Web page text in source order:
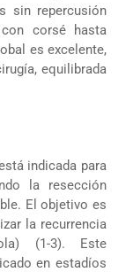
sin repercusión
corsé hasta
es excelente,
equilibrada
indicada para
la resección
El objetivo es
la recurrencia
(1-3). Este
en estadíos